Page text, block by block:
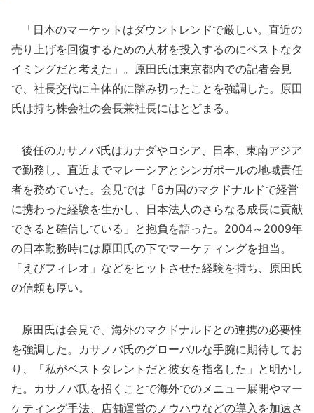
「日本のマーケットはダウントレンドで厳しい。直近の
売り上げを回復するための人材を投入するのにベストなタ
イミングだと考えた」。原田氏は東京都内での記者会見
で、社長交代に主体的に踏み切ったことを強調した。原田
氏は持ち株会社の会長兼社長にはとどまる。
後任のカサノバ氏はカナダやロシア、日本、東南アジア
で勤務し、直近までマレーシアとシンガポールの地域責任
者を務めていた。会見では「6カ国のマクドナルドで経営
に携わった経験を生かし、日本法人のさらなる成長に貢献
できると確信している」と抱負を語った。2004～2009年
の日本勤務時には原田氏の下でマーケティングを担当。
「えびフィレオ」などをヒットさせた経験を持ち、原田氏
の信頼も厚い。
原田氏は会見で、海外のマクドナルドとの連携の必要性
を強調した。カサノバ氏のグローバルな手腕に期待してお
り、「私がベストタレントだと彼女を指名した」と明かし
た。カサノバ氏を招くことで海外でのメニュー展開やマー
ケティング手法、店舗運営のノウハウなどの導入を加速さ